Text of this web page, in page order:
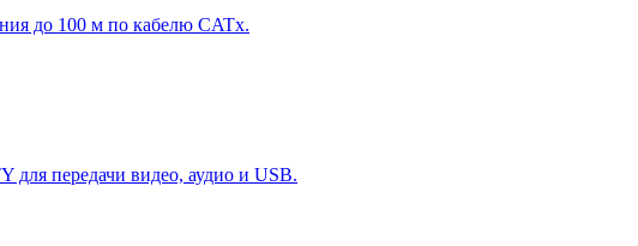
до 100 м по кабелю CATx.
передачи видео, аудио и USB.